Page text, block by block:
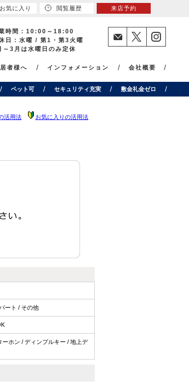
時間：10:00～18:00
日：水曜 / 第1・第3火曜
～3月は水曜日のみ定休
者様へ インフォメーション 会社概要
ペット可 セキュリティ充実 敷金礼金ゼロ
活用法 お気に入りの活用法
ート / その他
ホン / ディンプルキー / 地上デ
お気に入り 閲覧履歴 来店予約